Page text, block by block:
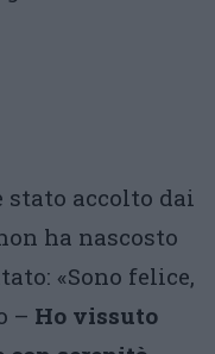
stato accolto dai
ha nascosto
«Sono felice,
– Ho vissuto